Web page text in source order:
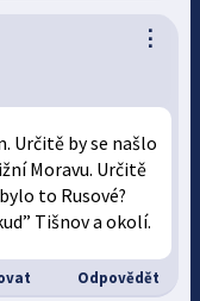
⋮
Určitě by se našlo
Moravu. Určitě
to Rusové?
Tišnov a okolí.
Odpovědět